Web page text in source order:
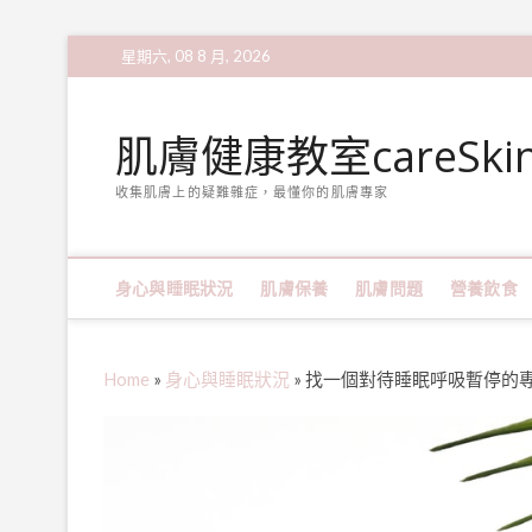
to
星期六, 08 8 月, 2026
肌膚健康教室
收集肌膚上的疑難雜症，最懂你的肌膚專家
身心與睡眠狀況 肌膚保養 肌膚問題 營養飲食
Home » 身心與睡眠狀況 » 找一個對待睡眠呼吸暫停的